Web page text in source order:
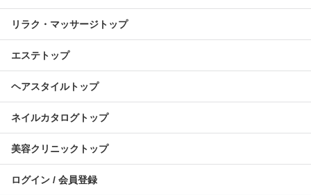
リラク・マッサージトップ
エステトップ
ヘアスタイルトップ
ネイルカタログトップ
美容クリニックトップ
ログイン / 会員登録